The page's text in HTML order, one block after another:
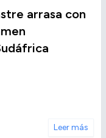
arrasa con
Leer más